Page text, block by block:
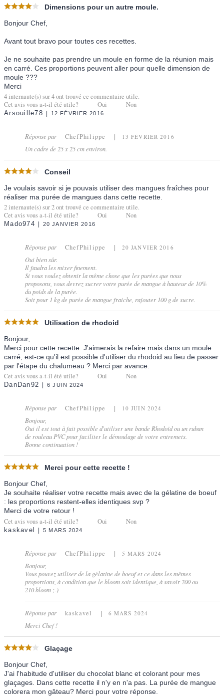
Dimensions pour un autre moule.
Bonjour Chef,
Avant tout bravo pour toutes ces recettes.
Je ne souhaite pas prendre un moule en forme de la réunion mais
en carré. Ces proportions peuvent aller pour quelle dimension de
moule ???
Merci
4internaute(s) sur4ont trouvé ce commentaire utile.
Cet avis vous a-t-il été utile?
Oui Non
Arsouille78 12 FÉVRIER 2016
Réponse par ChefPhilippe 13 FÉVRIER 2016
Un cadre de 25 x 25 cm environ.
Conseil
Je voulais savoir si je pouvais utiliser des mangues fraîches pour
réaliser ma purée de mangues dans cette recette.
2internaute(s) sur2ont trouvé ce commentaire utile.
Cet avis vous a-t-il été utile?
Oui Non
Mado974 20 JANVIER 2016
Réponse par ChefPhilippe 20 JANVIER 2016
Oui bien sûr.
Il faudra les mixer finement.
Si vous voulez obtenir la même chose que les purées que nous
proposons, vous devrez sucrer votre purée de mangue à hauteur de 10%
du poids de la purée.
Soit pour 1 kg de purée de mangue fraiche, rajouter 100 g de sucre.
Utilisation de rhodoid
Bonjour,
Merci pour cette recette. J'aimerais la refaire mais dans un moule
carré, est-ce qu'il est possible d'utiliser du rhodoid au lieu de passer
par l'étape du chalumeau ? Merci par avance.
Cet avis vous a-t-il été utile? Oui Non
DanDan92 6 JUIN 2024
Réponse par ChefPhilippe 10 JUIN 2024
Bonjour,
Oui il est tout à fait possible d'utiliser une bande Rhodoïd ou un ruban
de rouleau PVC pour faciliter le démoulage de votre entremets.
Bonne continuation !
Merci pour cette recette !
Bonjour Chef,
Je souhaite réaliser votre recette mais avec de la gélatine de boeuf
: les proportions restent-elles identiques svp ?
Merci de votre retour !
Cet avis vous a-t-il été utile? Oui Non
kaskavel 5 MARS 2024
Réponse par ChefPhilippe 5 MARS 2024
Bonjour,
Vous pouvez utiliser de la gélatine de boeuf et ce dans les mêmes
proportions, à condition que le bloom soit identique, à savoir 200 ou
210 bloom ;-)
Réponse par kaskavel 6 MARS 2024
Merci Chef !
Glaçage
Bonjour Chef,
J'ai l'habitude d'utiliser du chocolat blanc et colorant pour mes
glaçages. Dans cette recette il n'y en n'a pas. La purée de mangue
colorera mon gâteau? Merci pour votre réponse.